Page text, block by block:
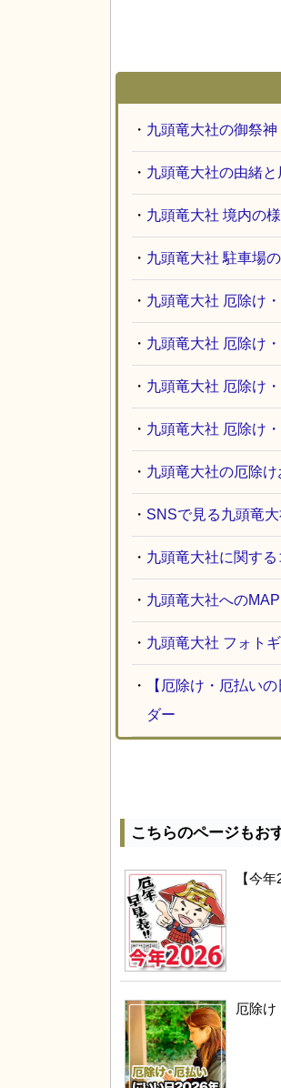
・ 九頭竜大社の御祭
・ 九頭竜大社の由緒
・ 九頭竜大社 境内の
・ 九頭竜大社 駐車場
・ 九頭竜大社 厄除け
・ 九頭竜大社 厄除け
・ 九頭竜大社 厄除け
・ 九頭竜大社 厄除け
・ 九頭竜大社の厄除
・ SNSで見る九頭竜
・ 九頭竜大社に関す
・ 九頭竜大社へのMAP
・ 九頭竜大社 フォト
・
【厄除け・厄払い
ダー
こちらのページもお
【今
厄除け